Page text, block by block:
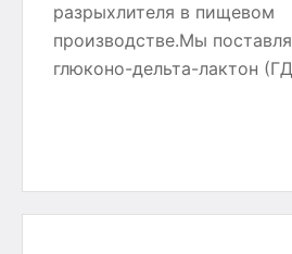
разрыхлителя в пищевом
производстве.Мы
глюконо-дельта-лактон